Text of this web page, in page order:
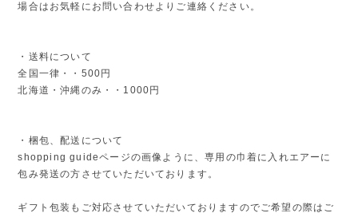
場合はお気軽にお問い合わせよりご連絡ください。
・送料について
全国一律・・500円
北海道・沖縄のみ・・1000円
・梱包、配送について
shopping guideページの画像ように、専用の巾着に入れエアーに
包み発送の方させていただいております。
ギフト包装もご対応させていただいておりますのでご希望の際はご